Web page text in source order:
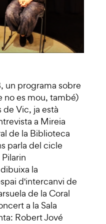
un programa sobre
no es mou, també)
de Vic, ja està
a Mireia
de la Biblioteca
parla del cicle
la
d'intercanvi de
de la Coral
a la Sala
Robert Jové